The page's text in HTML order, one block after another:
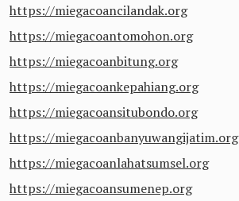
https://miegacoancilandak.org
https://miegacoantomohon.org
https://miegacoanbitung.org
https://miegacoankepahiang.org
https://miegacoansitubondo.org
https://miegacoanbanyuwangijatim.org
https://miegacoanlahatsumsel.org
https://miegacoansumenep.org